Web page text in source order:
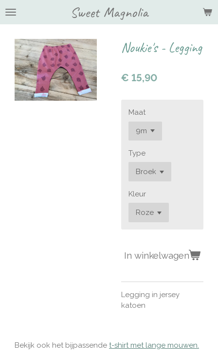
Ga
hoofdinhoud
Sweet Magnolia
Noukie's - Legging
€ 15,90
Maat
Type
Kleur
In winkelwagen
Legging in jersey
katoen
Bekijk ook het bijpassende t-shirt met lange mouwen.